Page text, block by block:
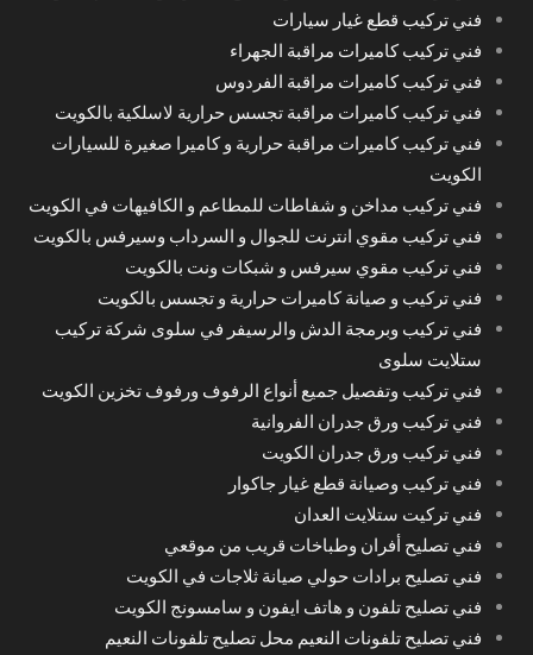
فني تركيب قطع غيار سيارات
فني تركيب كاميرات مراقبة الجهراء
فني تركيب كاميرات مراقبة الفردوس
فني تركيب كاميرات مراقبة تجسس حرارية لاسلكية بالكويت
فني تركيب كاميرات مراقبة حرارية و كاميرا صغيرة للسيارات
الكويت
فني تركيب مداخن و شفاطات للمطاعم و الكافيهات في الكويت
فني تركيب مقوي انترنت للجوال و السرداب وسيرفس بالكويت
فني تركيب مقوي سيرفس و شبكات ونت بالكويت
فني تركيب و صيانة كاميرات حرارية و تجسس بالكويت
فني تركيب وبرمجة الدش والرسيفر في سلوى شركة تركيب
ستلايت سلوى
فني تركيب وتفصيل جميع أنواع الرفوف ورفوف تخزين الكويت
فني تركيب ورق جدران الفروانية
فني تركيب ورق جدران الكويت
فني تركيب وصيانة قطع غيار جاكوار
فني تركيت ستلايت العدان
فني تصليح أفران وطباخات قريب من موقعي
فني تصليح برادات حولي صيانة ثلاجات في الكويت
فني تصليح تلفون و هاتف ايفون و سامسونج الكويت
فني تصليح تلفونات النعيم محل تصليح تلفونات النعيم